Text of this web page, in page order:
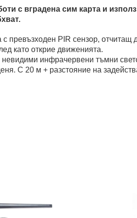
с вградена сим карта и
с превъзходен PIR сензор,
като открие движенията.
инфрачервени тъмни
С 20 м + разстояние на